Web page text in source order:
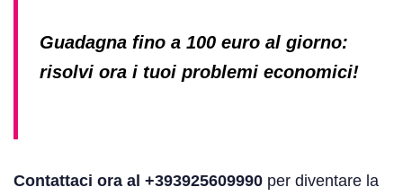
Guadagna fino a 100 euro al giorno:
risolvi ora i tuoi problemi economici!
Contattaci ora al +393925609990 per diventare la